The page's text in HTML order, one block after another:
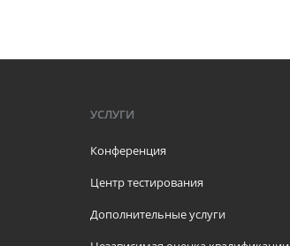
УСЛУГИ
Конференция
Центр тестирования
Дополнительные услуги